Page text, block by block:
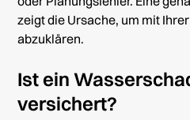
zeigt die Ursache, um mit
abzuklären.
Ist ein
versichert?